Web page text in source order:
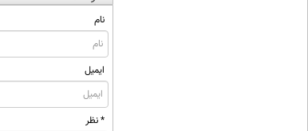
نام
ایمیل
* نظر